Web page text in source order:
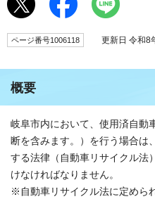
ページ番号1006118 更新日 令和8
概要
岐阜市内において、使用済自動
断を含みます。）を行う場合は
する法律（自動車リサイクル法
けなければなりません。
※自動車リサイクル法に定めら